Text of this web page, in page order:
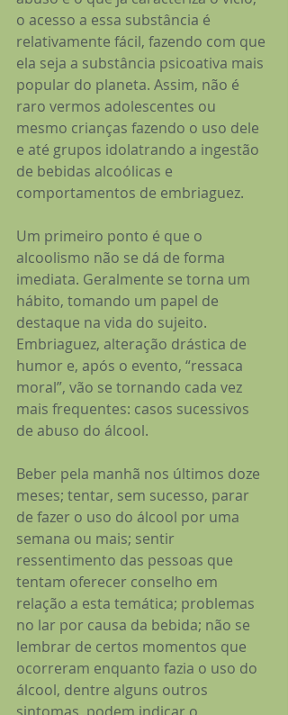
o acesso a essa substância é
relativamente fácil, fazendo com que
ela seja a substância psicoativa mais
popular do planeta. Assim, não é
raro vermos adolescentes ou
mesmo crianças fazendo o uso dele
e até grupos idolatrando a ingestão
de bebidas alcoólicas e
comportamentos de embriaguez.
Um primeiro ponto é que o
alcoolismo não se dá de forma
imediata. Geralmente se torna um
hábito, tomando um papel de
destaque na vida do sujeito.
Embriaguez, alteração drástica de
humor e, após o evento, “ressaca
moral”, vão se tornando cada vez
mais frequentes: casos sucessivos
de abuso do álcool.
Beber pela manhã nos últimos doze
meses; tentar, sem sucesso, parar
de fazer o uso do álcool por uma
semana ou mais; sentir
ressentimento das pessoas que
tentam oferecer conselho em
relação a esta temática; problemas
no lar por causa da bebida; não se
lembrar de certos momentos que
ocorreram enquanto fazia o uso do
álcool, dentre alguns outros